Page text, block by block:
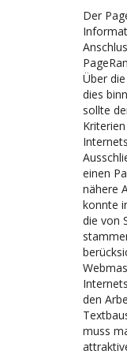
Der
Über
dies
sollte
einen
nähere
konnte
die von
den
muss